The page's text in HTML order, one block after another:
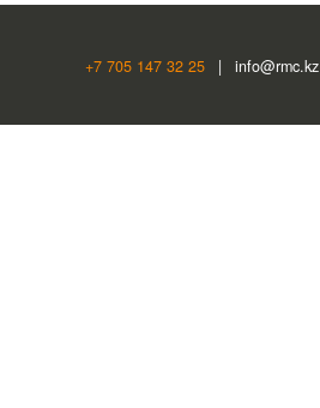
+7 705 147 32 25 | info@rmc.kz